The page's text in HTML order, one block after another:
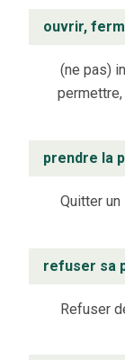
ouvrir,
(ne pas)
prendre la
Quitter un
refuser sa
Refuser